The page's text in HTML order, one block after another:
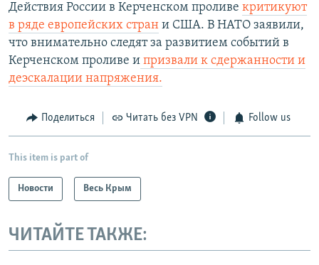
Действия России в Керченском проливе критикуют
в ряде европейских стран и США. В НАТО заявили,
что внимательно следят за развитием событий в
Керченском проливе и призвали к сдержанности и
деэскалации напряжения.
Поделиться Читать без VPN Follow us
This item is part of
Новости Весь Крым
ЧИТАЙТЕ ТАКЖЕ: